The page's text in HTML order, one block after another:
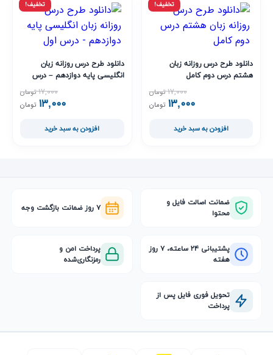
تخفیف!
دانلود طرح درس روزانه زبان
هشتم درس دوم کامل
۱۷,۰۰۰ تومان
قیمت اصلی ۱۷,۰۰۰ تومان بود. ۱۳,۰۰۰ تومانقیمت فعلی ۱۳,۰۰۰ تومان است.
افزودن به سبد خرید
تخفیف!
دانلود طرح درس روزانه زبان
انگلیسی پایه دوازدهم – درس
۱۷,۰۰۰ تومان
قیمت اصلی ۱۳,۰۰۰ تومانقیمت فعلی
افزودن به سبد خرید
ضمانت اصالت فایل و
محتوا
۷ روز ضمانت بازگشت وجه
پشتیبانی ۲۴ ساعته، ۷ روز
هفته
پرداخت امن و
رمزنگاری‌شده
تحویل فوری فایل پس از
پرداخت